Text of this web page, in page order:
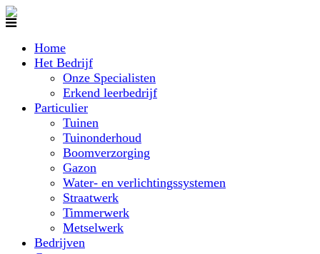
Home
Het Bedrijf
Onze Specialisten
Erkend leerbedrijf
Particulier
Tuinen
Tuinonderhoud
Boomverzorging
Gazon
Water- en verlichtingssystemen
Straatwerk
Timmerwerk
Metselwerk
Bedrijven